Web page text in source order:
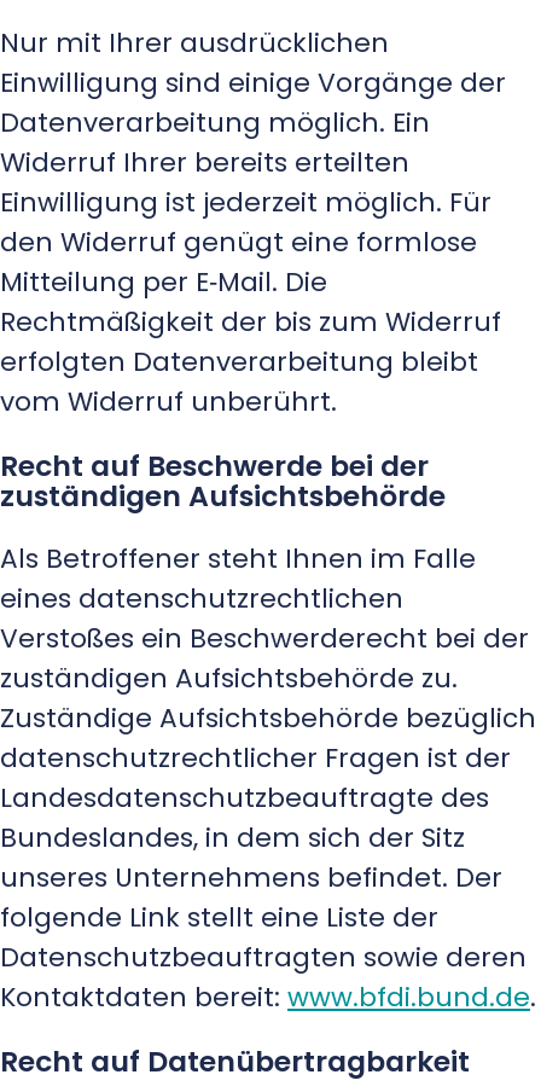
Nur mit Ihrer ausdrücklichen
Einwilligung sind einige Vorgänge der
Datenverarbeitung möglich. Ein
Widerruf Ihrer bereits erteilten
Einwilligung ist jederzeit möglich. Für
den Widerruf genügt eine formlose
Mitteilung per E‑Mail. Die
Rechtmäßigkeit der bis zum Widerruf
erfolgten Datenverarbeitung bleibt
vom Widerruf unberührt.
Recht auf Beschwerde bei der
zuständigen Aufsichtsbehörde
Als Betroffener steht Ihnen im Falle
eines datenschutzrechtlichen
Verstoßes ein Beschwerderecht bei der
zuständigen Aufsichtsbehörde zu.
Zuständige Aufsichtsbehörde bezüglich
datenschutzrechtlicher Fragen ist der
Landesdatenschutzbeauftragte des
Bundeslandes, in dem sich der Sitz
unseres Unternehmens befindet. Der
folgende Link stellt eine Liste der
Datenschutzbeauftragten sowie deren
Kontaktdaten bereit: www.bfdi.bund.de.
Recht auf Datenübertragbarkeit